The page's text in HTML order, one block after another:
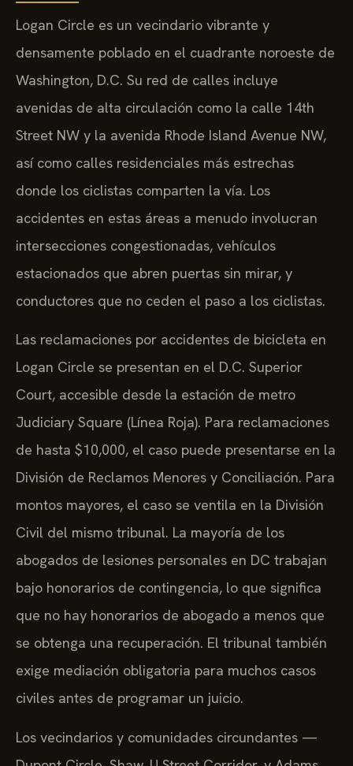
Logan Circle es un vecindario vibrante y
densamente poblado en el cuadrante noroeste de
Washington, D.C. Su red de calles incluye
avenidas de alta circulación como la calle 14th
Street NW y la avenida Rhode Island Avenue NW,
así como calles residenciales más estrechas
donde los ciclistas comparten la vía. Los
accidentes en estas áreas a menudo involucran
intersecciones congestionadas, vehículos
estacionados que abren puertas sin mirar, y
conductores que no ceden el paso a los ciclistas.
Las reclamaciones por accidentes de bicicleta en
Logan Circle se presentan en el D.C. Superior
Court, accesible desde la estación de metro
Judiciary Square (Línea Roja). Para reclamaciones
de hasta $10,000, el caso puede presentarse en la
División de Reclamos Menores y Conciliación. Para
montos mayores, el caso se ventila en la División
Civil del mismo tribunal. La mayoría de los
abogados de lesiones personales en DC trabajan
bajo honorarios de contingencia, lo que significa
que no hay honorarios de abogado a menos que
se obtenga una recuperación. El tribunal también
exige mediación obligatoria para muchos casos
civiles antes de programar un juicio.
Los vecindarios y comunidades circundantes —